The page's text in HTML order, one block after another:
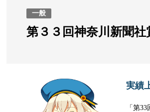
出走表・前日予想PDF
モーター抽選結果・前検タイムランキング
一般
第３３回神奈川新聞社
実績
「第